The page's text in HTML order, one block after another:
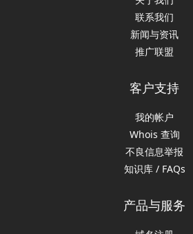
联系我们
新闻与资讯
推广联盟
客户支持
我的帐户
Whois 查询
不良信息举报
知识库 / FAQs
产品与服务